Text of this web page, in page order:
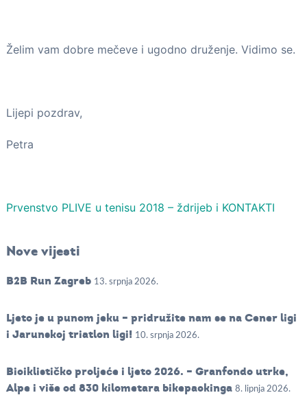
Želim vam dobre mečeve i ugodno druženje. Vidimo se.
Lijepi pozdrav,
Petra
Prvenstvo PLIVE u tenisu 2018 – ždrijeb i KONTAKTI
Nove vijesti
B2B Run Zagreb 13. srpnja 2026.
Ljeto je u punom jeku – pridružite nam se na Cener ligi
i Jarunskoj triatlon ligi! 10. srpnja 2026.
Biciklističko proljeće i ljeto 2026. – Granfondo utrke,
Alpe i više od 830 kilometara bikepackinga 8. lipnja 2026.